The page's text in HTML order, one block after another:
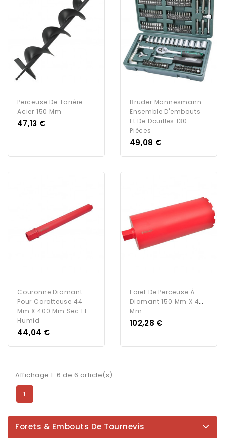
Perceuse De Tarière
Acier 150 Mm
Prix
47,13 €
Brüder Mannesmann
Ensemble D'embouts
Et De Douilles 130
Pièces
Prix
49,08 €
Couronne Diamant
Pour Carotteuse 44
Mm X 400 Mm Sec Et
Humid
Prix
44,04 €
Foret De Perceuse À
Diamant 150 Mm X 400
Mm
Prix
102,28 €
Affichage 1-6 de 6 article(s)
1
Forets & Embouts De Tournevis